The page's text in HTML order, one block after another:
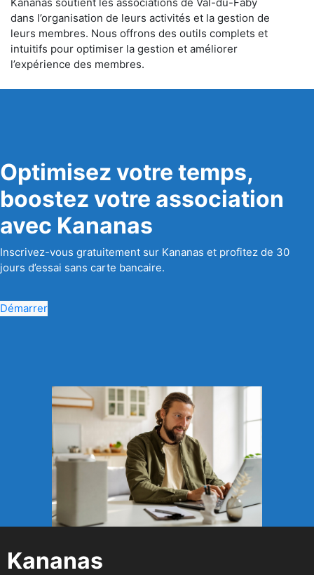
dans l’organisation de leurs activités et la gestion de
leurs membres. Nous offrons des outils complets et
intuitifs pour optimiser la gestion et améliorer
l’expérience des membres.
Optimisez votre temps,
boostez votre association
avec Kananas
Inscrivez-vous gratuitement sur Kananas et profitez de 30
jours d’essai sans carte bancaire.
Démarrer
Kananas